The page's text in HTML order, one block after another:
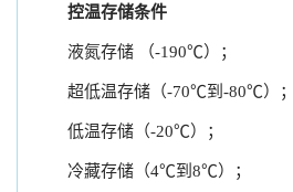
控温存储条件
液氮存储 （-190℃）；
超低温存储（-70℃到-80℃）；
低温存储（-20℃）；
冷藏存储（4℃到8℃）；